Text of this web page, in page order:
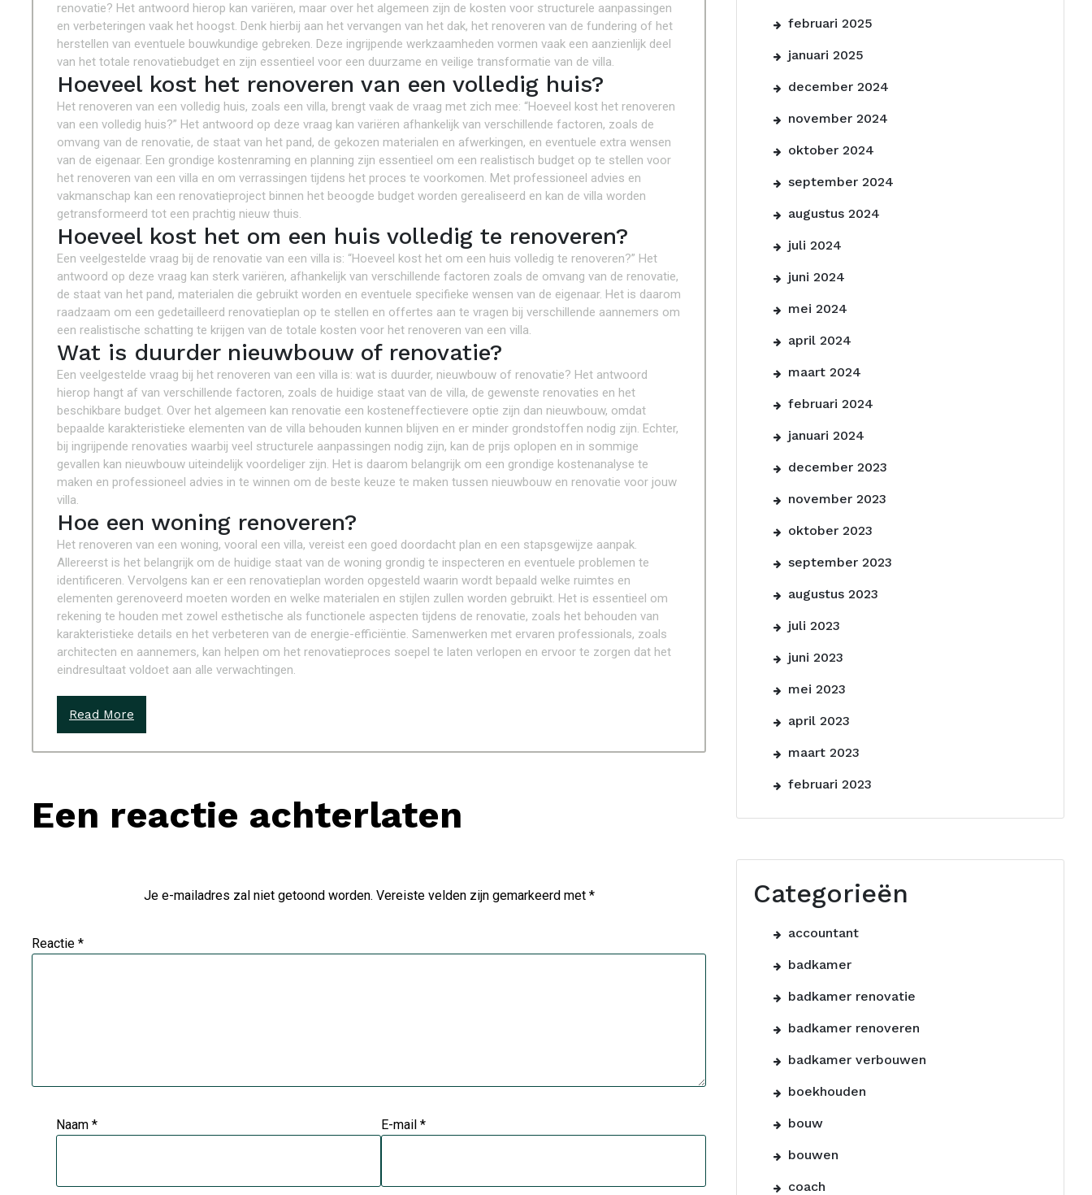
renovatie? Het antwoord hierop kan variëren, maar over het algemeen zijn de kosten voor structurele aanpassingen
en verbeteringen vaak het hoogst. Denk hierbij aan het vervangen van het dak, het renoveren van de fundering of het
herstellen van eventuele bouwkundige gebreken. Deze ingrijpende werkzaamheden vormen vaak een aanzienlijk deel
van het totale renovatiebudget en zijn essentieel voor een duurzame en veilige transformatie van de villa.
Hoeveel kost het renoveren van een volledig huis?
Het renoveren van een volledig huis, zoals een villa, brengt vaak de vraag met zich mee: “Hoeveel kost het renoveren
van een volledig huis?” Het antwoord op deze vraag kan variëren afhankelijk van verschillende factoren, zoals de
omvang van de renovatie, de staat van het pand, de gekozen materialen en afwerkingen, en eventuele extra wensen
van de eigenaar. Een grondige kostenraming en planning zijn essentieel om een realistisch budget op te stellen voor
het renoveren van een villa en om verrassingen tijdens het proces te voorkomen. Met professioneel advies en
vakmanschap kan een renovatieproject binnen het beoogde budget worden gerealiseerd en kan de villa worden
getransformeerd tot een prachtig nieuw thuis.
Hoeveel kost het om een huis volledig te renoveren?
Een veelgestelde vraag bij de renovatie van een villa is: “Hoeveel kost het om een huis volledig te renoveren?” Het
antwoord op deze vraag kan sterk variëren, afhankelijk van verschillende factoren zoals de omvang van de renovatie,
de staat van het pand, materialen die gebruikt worden en eventuele specifieke wensen van de eigenaar. Het is daarom
raadzaam om een gedetailleerd renovatieplan op te stellen en offertes aan te vragen bij verschillende aannemers om
een realistische schatting te krijgen van de totale kosten voor het renoveren van een villa.
Wat is duurder nieuwbouw of renovatie?
Een veelgestelde vraag bij het renoveren van een villa is: wat is duurder, nieuwbouw of renovatie? Het antwoord
hierop hangt af van verschillende factoren, zoals de huidige staat van de villa, de gewenste renovaties en het
beschikbare budget. Over het algemeen kan renovatie een kosteneffectievere optie zijn dan nieuwbouw, omdat
bepaalde karakteristieke elementen van de villa behouden kunnen blijven en er minder grondstoffen nodig zijn. Echter,
bij ingrijpende renovaties waarbij veel structurele aanpassingen nodig zijn, kan de prijs oplopen en in sommige
gevallen kan nieuwbouw uiteindelijk voordeliger zijn. Het is daarom belangrijk om een grondige kostenanalyse te
maken en professioneel advies in te winnen om de beste keuze te maken tussen nieuwbouw en renovatie voor jouw
villa.
Hoe een woning renoveren?
Het renoveren van een woning, vooral een villa, vereist een goed doordacht plan en een stapsgewijze aanpak.
Allereerst is het belangrijk om de huidige staat van de woning grondig te inspecteren en eventuele problemen te
identificeren. Vervolgens kan er een renovatieplan worden opgesteld waarin wordt bepaald welke ruimtes en
elementen gerenoveerd moeten worden en welke materialen en stijlen zullen worden gebruikt. Het is essentieel om
rekening te houden met zowel esthetische als functionele aspecten tijdens de renovatie, zoals het behouden van
karakteristieke details en het verbeteren van de energie-efficiëntie. Samenwerken met ervaren professionals, zoals
architecten en aannemers, kan helpen om het renovatieproces soepel te laten verlopen en ervoor te zorgen dat het
eindresultaat voldoet aan alle verwachtingen.
Read More
Een reactie achterlaten
Je e-mailadres zal niet getoond worden. Vereiste velden zijn gemarkeerd met *
Reactie *
Naam * E-mail *
februari 2025
januari 2025
december 2024
november 2024
oktober 2024
september 2024
augustus 2024
juli 2024
juni 2024
mei 2024
april 2024
maart 2024
februari 2024
januari 2024
december 2023
november 2023
oktober 2023
september 2023
augustus 2023
juli 2023
juni 2023
mei 2023
april 2023
maart 2023
februari 2023
Categorieën
accountant
badkamer
badkamer renovatie
badkamer renoveren
badkamer verbouwen
boekhouden
bouw
bouwen
coach